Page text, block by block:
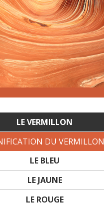
LE VERMILLON
DU VERMILLON
LE BLEU
LE JAUNE
LE ROUGE